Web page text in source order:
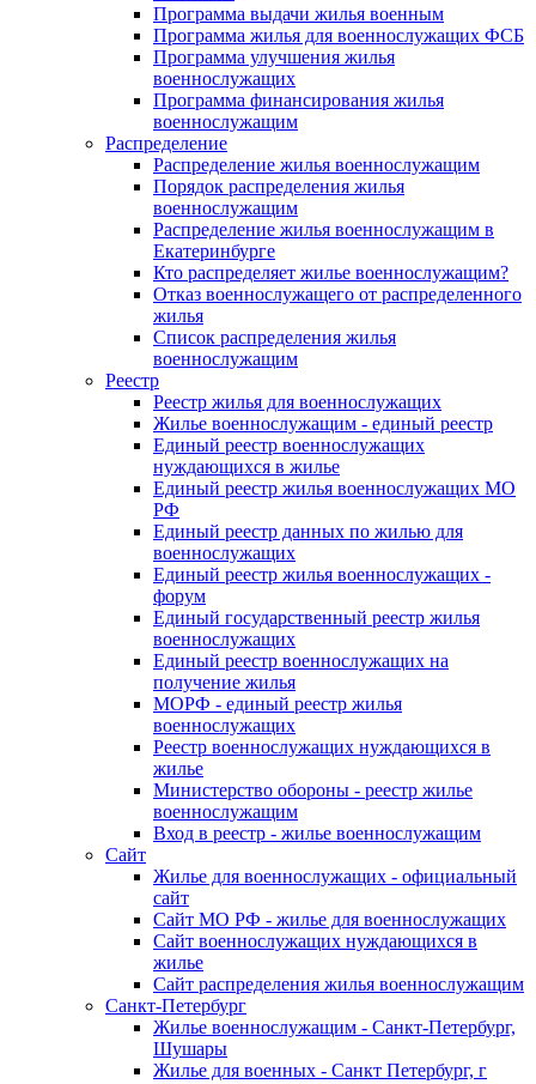
Программа выдачи жилья военным
Программа жилья для военнослужащих ФСБ
Программа улучшения жилья
военнослужащих
Программа финансирования жилья
военнослужащим
Распределение
Распределение жилья военнослужащим
Порядок распределения жилья
военнослужащим
Распределение жилья военнослужащим в
Екатеринбурге
Кто распределяет жилье военнослужащим?
Отказ военнослужащего от распределенного
жилья
Список распределения жилья
военнослужащим
Реестр
Реестр жилья для военнослужащих
Жилье военнослужащим - единый реестр
Единый реестр военнослужащих
нуждающихся в жилье
Единый реестр жилья военнослужащих МО
РФ
Единый реестр данных по жилью для
военнослужащих
Единый реестр жилья военнослужащих -
форум
Единый государственный реестр жилья
военнослужащих
Единый реестр военнослужащих на
получение жилья
МОРФ - единый реестр жилья
военнослужащих
Реестр военнослужащих нуждающихся в
жилье
Министерство обороны - реестр жилье
военнослужащим
Вход в реестр - жилье военнослужащим
Сайт
Жилье для военнослужащих - официальный
сайт
Сайт МО РФ - жилье для военнослужащих
Сайт военнослужащих нуждающихся в
жилье
Сайт распределения жилья военнослужащим
Санкт-Петербург
Жилье военнослужащим - Санкт-Петербург,
Шушары
Жилье для военных - Санкт Петербург, г